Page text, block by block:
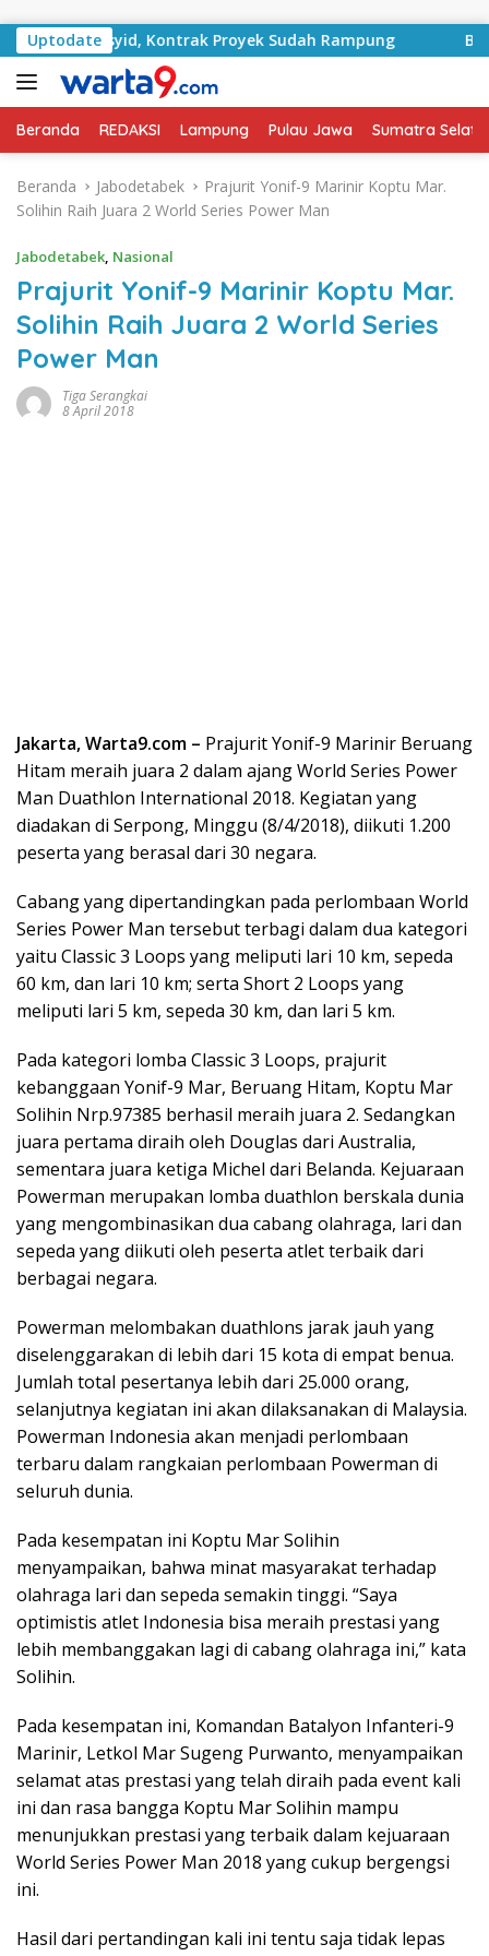
Uptodate
Basyid, Kontrak Proyek Sudah Rampung Bulan
Beranda REDAKSI Lampung Pulau Jawa Sumatra
Beranda Jabodetabek
Prajurit Yonif-9 Marinir Koptu Mar.
Solihin Raih Juara 2 World Series Power Man
Jabodetabek, Nasional
Prajurit Yonif-9 Marinir Koptu Mar.
Solihin Raih Juara 2 World Series
Power Man
Tiga Serangkai
8 April 2018
Jakarta, Warta9.com – Prajurit Yonif-9 Marinir Beruang
Hitam meraih juara 2 dalam ajang World Series Power
Man Duathlon International 2018. Kegiatan yang
diadakan di Serpong, Minggu (8/4/2018), diikuti 1.200
peserta yang berasal dari 30 negara.
Cabang yang dipertandingkan pada perlombaan World
Series Power Man tersebut terbagi dalam dua kategori
yaitu Classic 3 Loops yang meliputi lari 10 km, sepeda
60 km, dan lari 10 km; serta Short 2 Loops yang
meliputi lari 5 km, sepeda 30 km, dan lari 5 km.
Pada kategori lomba Classic 3 Loops, prajurit
kebanggaan Yonif-9 Mar, Beruang Hitam, Koptu Mar
Solihin Nrp.97385 berhasil meraih juara 2. Sedangkan
juara pertama diraih oleh Douglas dari Australia,
sementara juara ketiga Michel dari Belanda. Kejuaraan
Powerman merupakan lomba duathlon berskala dunia
yang mengombinasikan dua cabang olahraga, lari dan
sepeda yang diikuti oleh peserta atlet terbaik dari
berbagai negara.
Powerman melombakan duathlons jarak jauh yang
diselenggarakan di lebih dari 15 kota di empat benua.
Jumlah total pesertanya lebih dari 25.000 orang,
selanjutnya kegiatan ini akan dilaksanakan di Malaysia.
Powerman Indonesia akan menjadi perlombaan
terbaru dalam rangkaian perlombaan Powerman di
seluruh dunia.
Pada kesempatan ini Koptu Mar Solihin
menyampaikan, bahwa minat masyarakat terhadap
olahraga lari dan sepeda semakin tinggi. “Saya
optimistis atlet Indonesia bisa meraih prestasi yang
lebih membanggakan lagi di cabang olahraga ini,” kata
Solihin.
Pada kesempatan ini, Komandan Batalyon Infanteri-9
Marinir, Letkol Mar Sugeng Purwanto, menyampaikan
selamat atas prestasi yang telah diraih pada event kali
ini dan rasa bangga Koptu Mar Solihin mampu
menunjukkan prestasi yang terbaik dalam kejuaraan
World Series Power Man 2018 yang cukup bergengsi
ini.
Hasil dari pertandingan kali ini tentu saja tidak lepas